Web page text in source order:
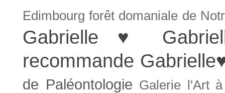
Edimbourg forêt domaniale de
Gabrielle ♥
recommande
de Paléontologie Galerie l'Art